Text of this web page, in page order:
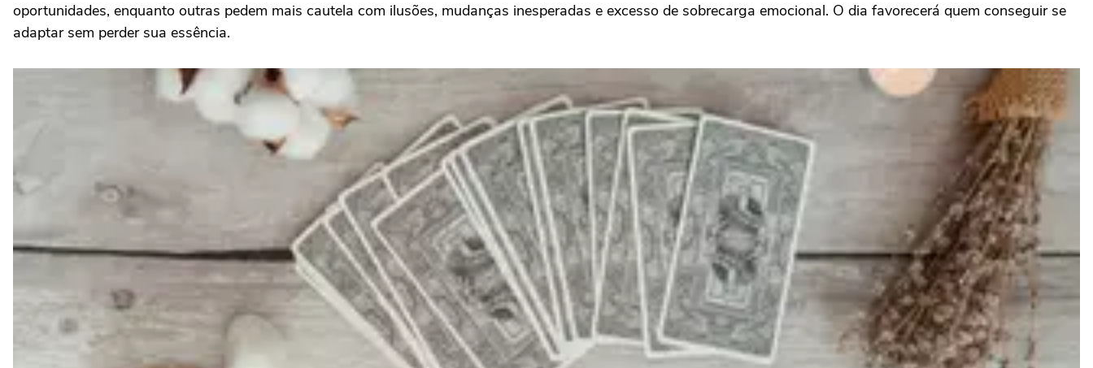
oportunidades, enquanto outras pedem mais cautela com ilusões, mudanças inesperadas e excesso de sobrecarga emocional. O dia favorecerá quem conseguir se
adaptar sem perder sua essência.